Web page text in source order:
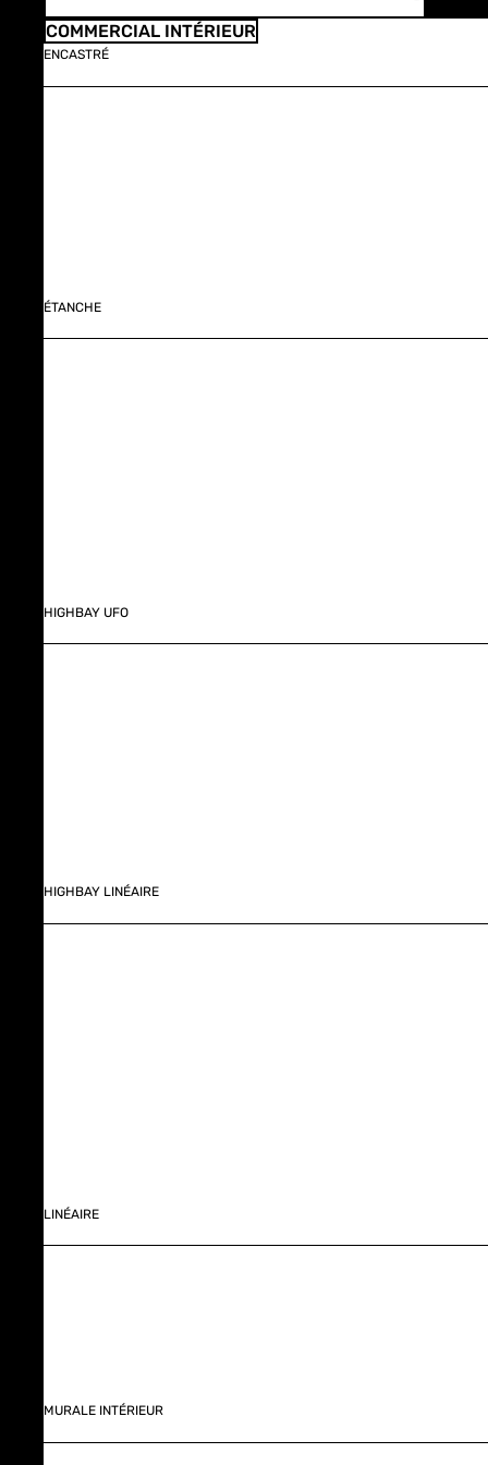
COMMERCIAL INTÉRIEUR
ENCASTRÉ
ÉTANCHE
HIGHBAY UFO
HIGHBAY LINÉAIRE
LINÉAIRE
MURALE INTÉRIEUR